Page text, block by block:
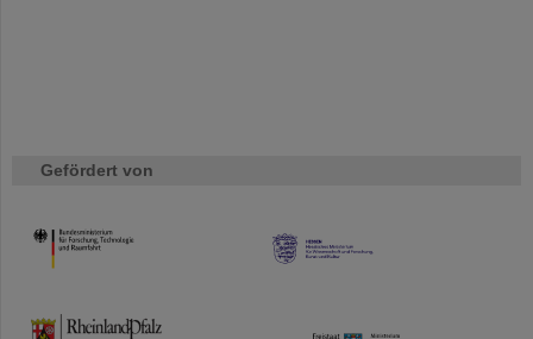
Gefördert von
HMWK
TMWWDG